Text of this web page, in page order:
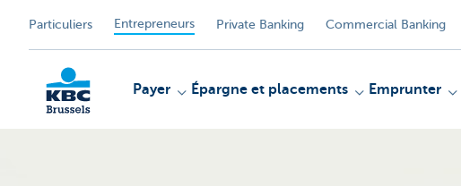
Particuliers Entrepreneurs Private Banking Commercial Banking
Payer Épargne et placements Emprunter